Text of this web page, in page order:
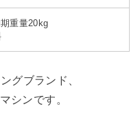
重量20kg
グブランド、
シンです。